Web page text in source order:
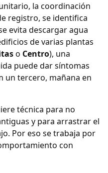
la coordinación
registro, se identifica
evita descargar agua
de varias plantas
o Centro), una
puede dar síntomas
un tercero, mañana en
técnica para no
y para arrastrar el
Por eso se trabaja por
con